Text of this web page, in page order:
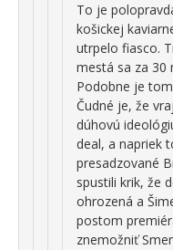
To je
košickej
utrpelo fiasco.
mestá sa za 30
Podobne je
Čudné je, že
dúhovú
deal, a napriek
presadzované
spustili krik, že
ohrozená a
postom
znemožniť